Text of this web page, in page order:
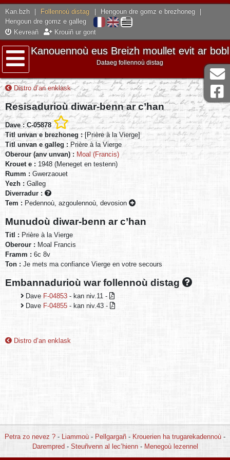
Kan.bzh Follennoù distag Hengoun dre gomz e brezhoneg
Hengoun dre gomz e galleg
Kevreañ
Krouiñ ur gont
Lañser
Kanouennoù eus Breizh moullet evit ar bobl
Dataeg follennoù distag
Distro d’an enklask
Resisadurioù diwar-benn ar c’han
Dave : C-05878
Titl unvan e brezhoneg :[Prière à la Vierge]
Titl unvan e galleg : Prière à la Vierge
Oberour (anv unvan) : Moal (Francis)
Krouet e : 1948 (Meneget en testenn)
Rumm : Gwerzaouet
Yezh : Galleg
Diverradur :
Tem : Pedennoù, azgoulennoù, devosion
Munudoù diwar-benn ar c’han
Titl : Prière à la Vierge
Oberour : Moal Francis
Framm : 6c 8v
Ton : Je mets ma confiance Vierge en votre secours
Embannadurioù war follennoù distag
Dave F-04853 - kan niv.11 -
Dave F-04855 - kan niv.43 -
Distro d’an enklask
Petra zo nevez ? - Liammoù - Pellgargañ - Krouerien ha trugarekadennoù -
Darempred- Steuñvenn al lec’hienn- Menegoù lezennel